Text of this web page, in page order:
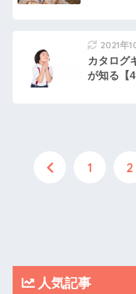
2021年
カタログ
が知る【4
1 2
人気記事